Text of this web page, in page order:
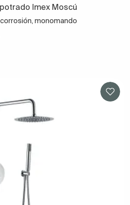
Imex Moscú
monomando